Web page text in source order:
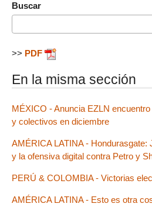
Buscar
>> PDF
En la misma sección
MÉXICO - Anuncia EZLN
y colectivos en diciembre
AMÉRICA LATINA - Hondurasgate:
y la ofensiva digital contra Petro y
PERÚ & COLOMBIA - Victorias
AMÉRICA LATINA - Esto es otra